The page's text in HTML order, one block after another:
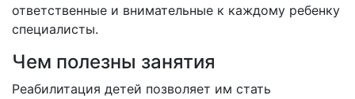
ответственные и внимательные к каждому ребенку
специалисты.
Чем полезны занятия
Реабилитация детей позволяет им стать